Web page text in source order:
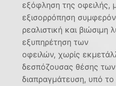
εξόφληση της οφειλής,
εξισορρόπηση
ρεαλιστική και βιώσιμη
εξυπηρέτηση των
οφειλών, χωρίς
δεσπόζουσας θέσης
διαπραγμάτευση, υπό